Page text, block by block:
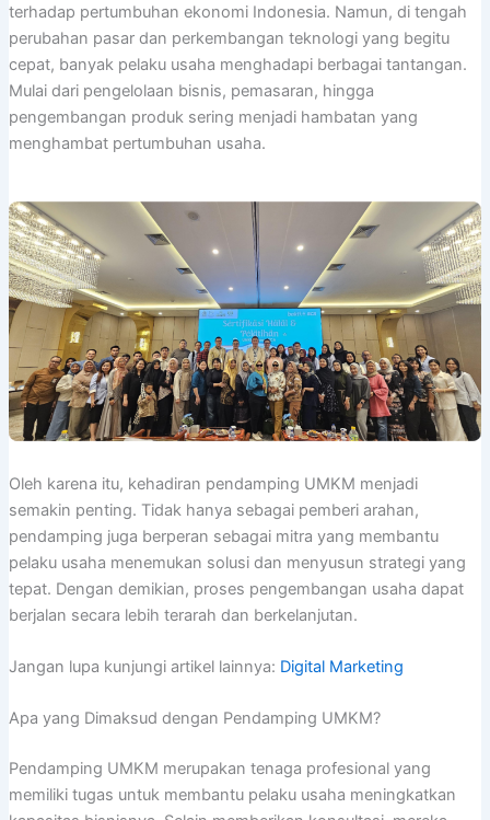
terhadap pertumbuhan ekonomi Indonesia. Namun, di tengah
perubahan pasar dan perkembangan teknologi yang begitu
cepat, banyak pelaku usaha menghadapi berbagai tantangan.
Mulai dari pengelolaan bisnis, pemasaran, hingga
pengembangan produk sering menjadi hambatan yang
menghambat pertumbuhan usaha.
Oleh karena itu, kehadiran pendamping UMKM menjadi
semakin penting. Tidak hanya sebagai pemberi arahan,
pendamping juga berperan sebagai mitra yang membantu
pelaku usaha menemukan solusi dan menyusun strategi yang
tepat. Dengan demikian, proses pengembangan usaha dapat
berjalan secara lebih terarah dan berkelanjutan.
Jangan lupa kunjungi artikel lainnya: Digital Marketing
Apa yang Dimaksud dengan Pendamping UMKM?
Pendamping UMKM merupakan tenaga profesional yang
memiliki tugas untuk membantu pelaku usaha meningkatkan